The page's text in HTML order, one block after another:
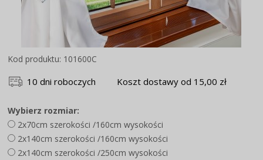
Kod produktu: 101600C
10 dni roboczych Koszt dostawy od 15,00 zł
Wybierz rozmiar:
2x70cm szerokości /160cm wysokości
2x140cm szerokości /160cm wysokości
2x140cm szerokości /250cm wysokości